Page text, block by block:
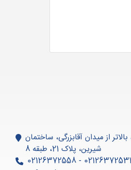
از میدان آقابزرگی، ساختمان
شیرین، پلاک 21، طبقه 8